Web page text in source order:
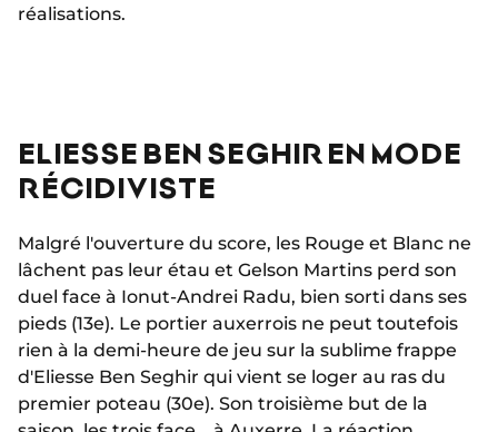
réalisations.
ELIESSE BEN SEGHIR EN MODE
RÉCIDIVISTE
Malgré l'ouverture du score, les Rouge et Blanc ne
lâchent pas leur étau et Gelson Martins perd son
duel face à Ionut-Andrei Radu, bien sorti dans ses
pieds (13e). Le portier auxerrois ne peut toutefois
rien à la demi-heure de jeu sur la sublime frappe
d'Eliesse Ben Seghir qui vient se loger au ras du
premier poteau (30e). Son troisième but de la